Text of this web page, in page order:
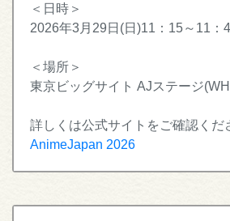
＜日時＞
2026年3月29日(日)11：15～11：
＜場所＞
東京ビッグサイト AJステージ
詳しくは公式サイトをご確認くだ
AnimeJapan 2026